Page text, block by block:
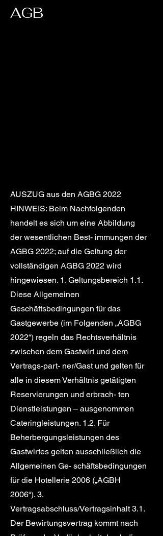
AGB
AUSZUG aus den AGBG 2022
HINWEIS: Beim Nachfolgenden
handelt es sich um eine Abbildung
der wesentlichen Best- immungen der
AGBG 2022; auf die Geltung der
vollständigen AGBG 2022 wird
hingewiesen. 1. Geltungsbereich 1.1.
Diese Allgemeinen
Geschäftsbedingungen für das
Gastgewerbe (im Folgenden „AGBG
2022“) regeln das Rechtsverhältnis
zwischen dem Gastwirt und dem
Vertrags-part- ner/Gast und gelten für
alle in diesem Verhältnis getätigten
Reservierungen und erbrach- ten
Dienstleistungen – ausgenommen
Cateringleistungen. 1.2. Für
Beherbergungsleistungen des
Gastwirtes gelten ausschließlich die
Allgemeinen Ge- schäftsbedingungen
für die Hotellerie 2006 („AGBH
2006“). 3.
Vertragsabschluss/Vertragsinhalt 3.1.
Der Bewirtungsvertrag kommt nach